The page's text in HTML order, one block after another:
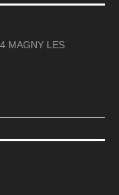
MAGNY LES